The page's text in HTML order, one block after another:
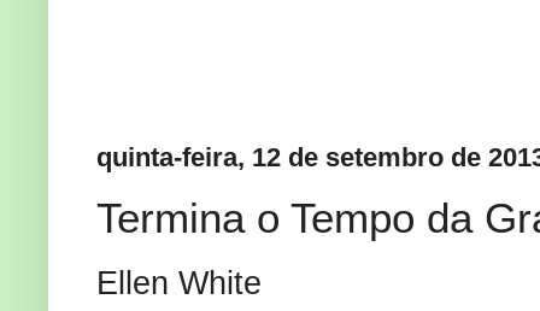
quinta-feira, 12 de setembro de
Termina o Tempo da
Ellen White